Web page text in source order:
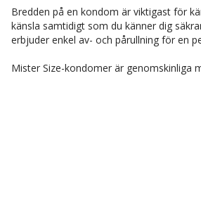
Bredden på en kondom är viktigast för
känsla samtidigt som du känner dig
erbjuder enkel av- och pårullning för en
Mister Size-kondomer är genomskinliga